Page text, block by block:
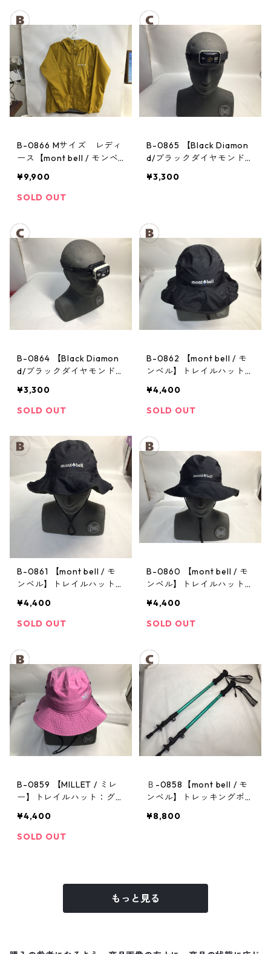
B-0866 Mサイズ レディ
ース【mont bell / モンベ
ジャケット： レディース
¥9,900
SOLD OUT
B-0865 【Black Diamon
d/ブラックダイヤモンド】
¥3,300
B-0864 【Black Diamon
d/ブラックダイヤモンド】
¥3,300
SOLD OUT
B-0862 【mont bell / モ
ンベル】トレイルハット：
ハット Men's ブラック Lサ
イズ
¥4,400
SOLD OUT
B-0861 【mont bell / モ
ンベル】トレイルハット：
ハット Men's ブラック Lサ
イズ
¥4,400
SOLD OUT
B-0860 【mont bell / モ
ンベル】トレイルハット：
ハット Men's ブラック Lサ
イズ
¥4,400
SOLD OUT
B-0859 【MILLET / ミレ
ー】トレイルハット：グラ
ト ピンク Mサイズ
¥4,400
SOLD OUT
Ｂ-0858【mont bell / モ
ンベル】トレッキングポー
ロックアンチショック EN
¥8,800
もっと見る